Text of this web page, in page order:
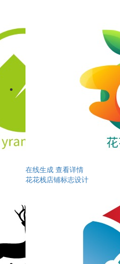
在线生成 查看详情
花花栈店铺标志设计